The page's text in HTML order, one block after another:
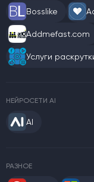
Bosslike
Addmefast.com
Услуги
НЕЙРОСЕТИ AI
AI
РАЗНОЕ